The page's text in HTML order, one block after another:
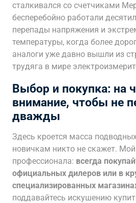
сталкивался со счетчиками
бесперебойно работали
перепады напряжения и
температуры, когда более
аналоги уже давно вышли из
трудяга в мире
Выбор и покупка: на
внимание, чтобы не
дважды
Здесь кроется масса
новичкам никто не скажет.
профессионала: всегда
официальных дилеров или в
специализированных
поддавайтесь искушению